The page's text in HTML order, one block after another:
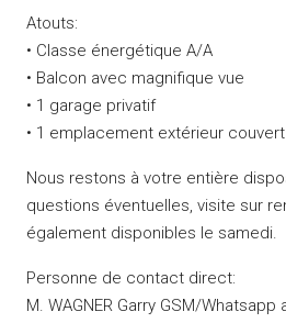
Atouts:
• Classe énergétique A/A
• Balcon avec magnifique vue
• 1 garage privatif
• 1 emplacement extérieur couvert
Nous restons à votre entière
questions éventuelles, visite sur
également disponibles le samedi.
Personne de contact direct:
M. WAGNER Garry GSM/Whatsapp